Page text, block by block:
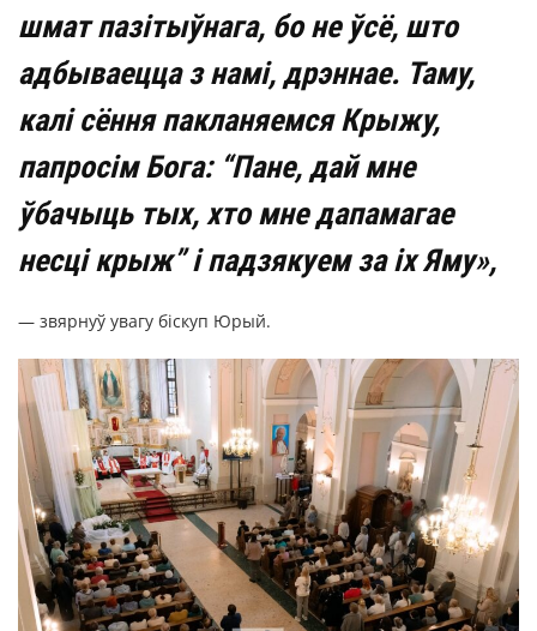
шмат пазітыўнага, бо не ўсё, што
адбываецца з намі, дрэннае. Таму,
калі сёння пакланяемся Крыжу,
папросім Бога: “Пане, дай мне
ўбачыць тых, хто мне дапамагае
несці крыж” і падзякуем за іх Яму»,
— звярнуў увагу біскуп Юрый.